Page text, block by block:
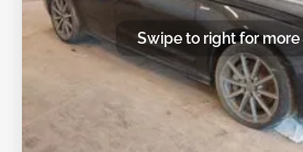
Swipe to right for more